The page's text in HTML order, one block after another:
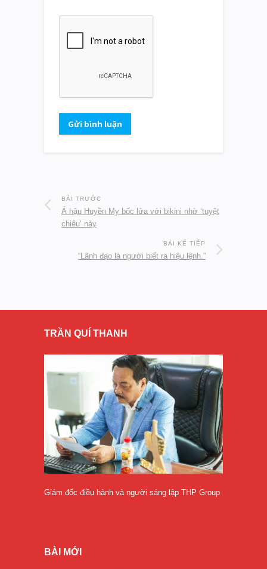
BÀI TRƯỚC
Á hậu Huyền My bốc lửa với bikini nhờ ‘tuyệt
chiêu’ này
BÀI KẾ TIẾP
“Lãnh đạo là người biết ra hiệu lệnh.”
TRẦN QUÍ THANH
Giám đốc điều hành và người sáng lập THP Group
BÀI MỚI